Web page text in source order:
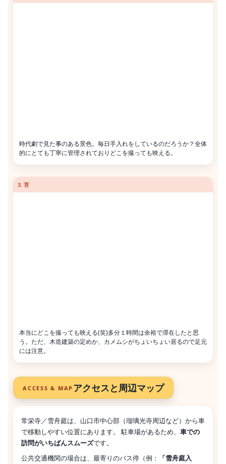
時代劇で見た事のある景色。毎日手入れをしているのだろうか？全体
的にとても丁寧に管理されておりどこを撮っても映える。
3. 苔
本当にどこを撮っても映える(笑)多分１時間は余裕で滞在したと思
う。ただ、木造建築の定めか、カメムシがちょいちょい居るので足元
には注意。
ACCESS & MAP アクセスと周辺マップ
常栄寺／雪舟庭は、山口市中心部（瑠璃光寺周辺など）から車
で移動しやすい位置にあります。 駐車場があるため、 車での
訪問がいちばんスムーズです。
公共交通機関の場合は、最寄りのバス停（例：
「雪舟庭入